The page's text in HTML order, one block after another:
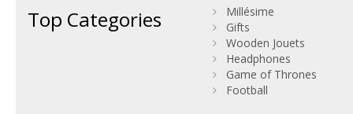
Top Categories
Millésime
Gifts
Wooden Jouets
Headphones
Game of Thrones
Football